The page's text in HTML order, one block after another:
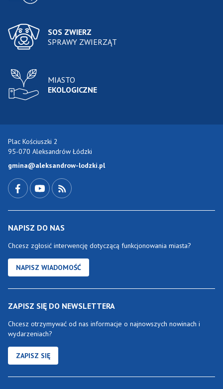
SOS ZWIERZ
SPRAWY ZWIERZĄT
MIASTO
EKOLOGICZNE
Plac Kościuszki 2
95-070 Aleksandrów Łódzki
gmina@aleksandrow-lodzki.pl
NAPISZ DO NAS
Chcesz zgłosić interwencję dotyczącą funkcjonowania miasta?
NAPISZ WIADOMOŚĆ
ZAPISZ SIĘ DO NEWSLETTERA
Chcesz otrzymywać od nas informacje o najnowszych nowinach i
wydarzeniach?
ZAPISZ SIĘ